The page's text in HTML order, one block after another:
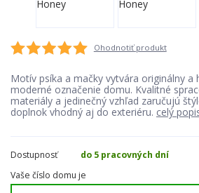
Ohodnotiť produkt
Motív psíka a mačky vytvára originálny a
moderné označenie domu. Kvalitné
materiály a jedinečný vzhľad zaručujú
doplnok vhodný aj do exteriéru. celý
Dostupnosť
do 5 pracovných dní
Vaše číslo domu je